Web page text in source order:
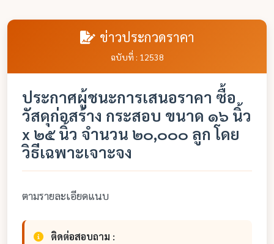
ข่าวประกวดราคา
ฉบับที่ : 12538
ประกาศผู้ชนะการเสนอราคา ซื้อ
วัสดุก่อสร้าง กระสอบ ขนาด ๑๖ นิ้ว
x ๒๕ นิ้ว จำนวน ๒๐,๐๐๐ ลูก โดย
วิธีเฉพาะเจาะจง
ตามรายละเอียดแนบ
ติดต่อสอบถาม :